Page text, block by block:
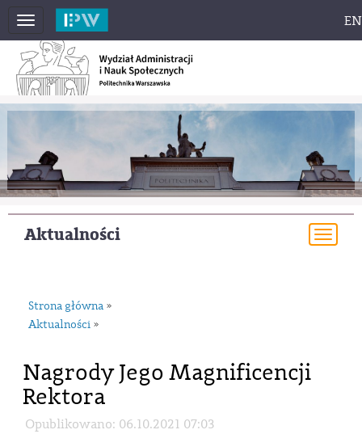
Toggle
navigation
EN
Aktualności
Strona główna »
Aktualności »
Nagrody Jego Magnificencji
Rektora
Opublikowano: 06.10.2021 07:03